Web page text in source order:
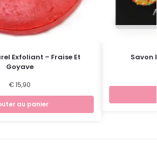
Exfoliant – Fraise Et
Goyave
€ 15,90
au panier
Savon